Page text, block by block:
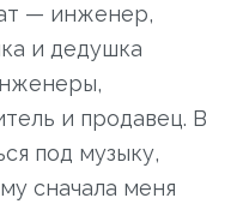
— инженер,
и дедушка
и продавец. В
под музыку,
сначала меня